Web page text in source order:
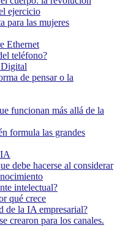
ejercicio
para las mujeres
Ethernet
teléfono?
de pensar o la
funcionan más allá de la
formula las grandes
debe hacerse al considerar
intelectual?
qué crece
de la IA empresarial?
crearon para los canales.